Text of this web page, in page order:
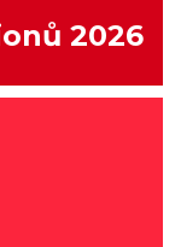
2026